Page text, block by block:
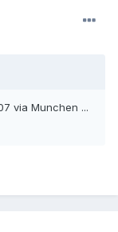
via Munchen ...